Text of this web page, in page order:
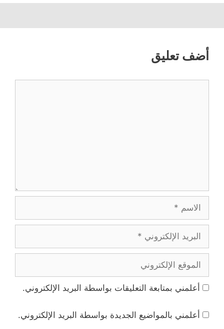
أضف تعليق
الاسم
البريد
الإلكتروني
الموقع
الإلكتروني
أعلمني بمتابعة التعليقات بواسطة البريد الإلكتروني.
أعلمني بالمواضيع الجديدة بواسطة البريد الإلكتروني.